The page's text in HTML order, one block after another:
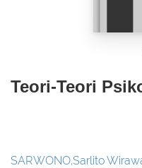
Teori-Teori
SARWONO,Sarlito